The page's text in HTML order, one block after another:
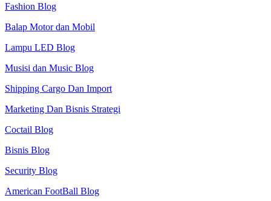
Fashion Blog
Balap Motor dan Mobil
Lampu LED Blog
Musisi dan Music Blog
Shipping Cargo Dan Import
Marketing Dan Bisnis Strategi
Coctail Blog
Bisnis Blog
Security Blog
American FootBall Blog